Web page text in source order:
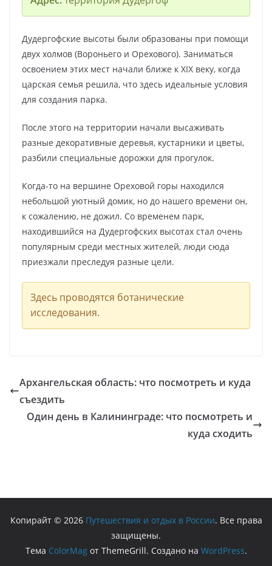
Дудергофские высоты были образованы при помощи
двух холмов (Вороньего и Орехового). Заниматься
освоением этих мест начали ближе к XIX веку, когда
царская семья решила, что здесь идеальные условия
для создания парка.
После этого на территории начали высаживать
разные декоративные деревья, кустарники и цветы,
разбили специальные дорожки для прогулок.
Когда-то на вершине Ореховой горы находился
небольшой уютный домик, но до нашего времени он,
к сожалению, не дожил. Со временем парк,
находившийся на Дудергофских высотах стал очень
популярным среди местных жителей, люди сюда
приезжали преследуя разные цели.
Здесь проводятся ботанические
исследования.
Архангельская область: что посмотреть и куда
съездить
Один день в Калининграде: что посмотреть и
куда сходить
Копирайт © 2026 Путешествия и отдых в России. Все права
защищены.
Тема ColorMagот ThemeGrill. Создано на WordPress.